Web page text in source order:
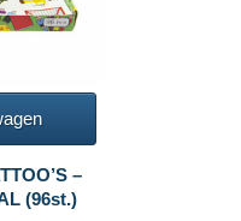
–
(96st.)